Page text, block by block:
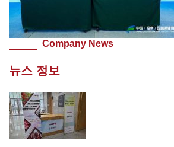
Company News
뉴스 정보